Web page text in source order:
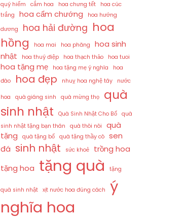
quý hiếm
cắm hoa hoa chưng tết
hoa cúc
trắng
hoa cẩm chướng
hoa hướng
dương
hoa hải đường hoa
hồng
hoa mai hoa phăng
hoa sinh
nhật
hoa thuý điệp hoa thạch thảo hoa tuoi
hoa tặng mẹ hoa tặng mẹ ý nghĩa
hoa
đào
hoa đẹp nhuỵ hoa nghệ tây nước
hoa quà giáng sinh quà mừng thọ
quà
sinh nhật
Quà Sinh Nhật Cho Bố
quà
sinh nhật tặng bạn thân
quà thôi nôi
quà
tặng
quà tặng bố quà tặng thầy cô
sen
đá sinh nhật sức khoẻ
trồng hoa
tặng hoa tặng quà tặng
quà sinh nhật xịt nước hoa đúng cách
ý
nghĩa hoa